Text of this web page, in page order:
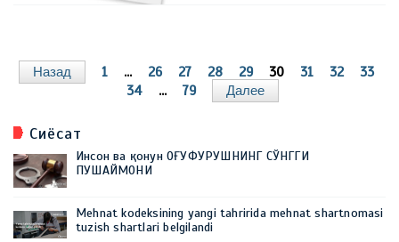
Назад 1 ... 26 27 28 29 30 31 32
33
34
... 79 Далее
Сиёсат
Инсон ва қонун ОҒУФУРУШНИНГ СЎНГГИ
ПУШАЙМОНИ
Mehnat kodeksining yangi tahririda mehnat shartnomasi
tuzish shartlari belgilandi